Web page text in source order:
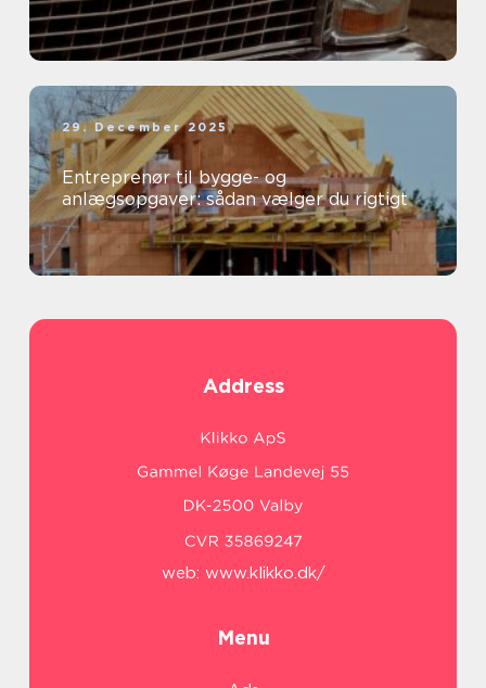
29. December 2025
Entreprenør til bygge- og
anlægsopgaver: sådan vælger du rigtigt
Address
web: www.klikko.dk/
Menu